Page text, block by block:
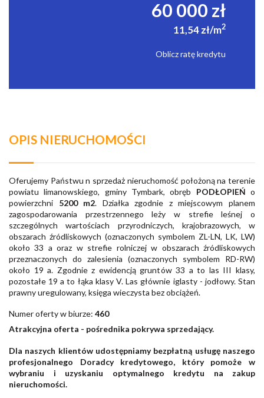
60 000 zł
11,54 zł/m2
Oblicz ratę kredytu
OPIS NIERUCHOMOŚCI
Oferujemy Państwu n sprzedaż nieruchomość położoną na terenie
powiatu limanowskiego, gminy Tymbark, obręb PODŁOPIEŃo
powierzchni 5200 m2. Działka zgodnie z miejscowym planem
zagospodarowania przestrzennego leży w strefie leśnej o
szczególnych wartościach przyrodniczych, krajobrazowych, w
obszarach źródliskowych (oznaczonych symbolem ZL-LN, LK, LW)
około 33 a oraz w strefie rolniczej w obszarach źródliskowych
przeznaczonych do zalesienia (oznaczonych symbolem RD-RW)
około 19 a. Zgodnie z ewidencją gruntów 33 a to las III klasy,
pozostałe 19 a to łąka klasy V. Las głównie iglasty - jodłowy. Stan
prawny uregulowany, księga wieczysta bez obciążeń.
Numer oferty w biurze: 460
Atrakcyjna oferta - pośrednika pokrywa sprzedający.
Dla naszych klientów udostępniamy bezpłatną usługę naszego
profesjonalnego Doradcy kredytowego, który pomoże w
wybraniu i uzyskaniu optymalnego kredytu na zakup
nieruchomości.